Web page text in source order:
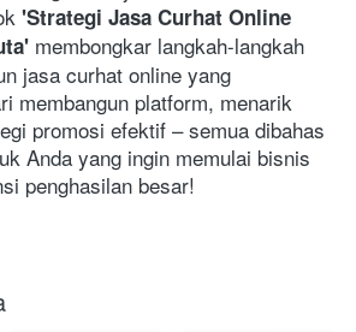
'Strategi Jasa Curhat Online
membongkar langkah-langkah
jasa curhat online yang
membangun platform, menarik
promosi efektif – semua dibahas
Anda yang ingin memulai bisnis
penghasilan besar!